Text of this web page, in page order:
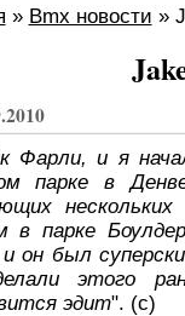
» Bmx новости »
Фарли, и я
парке в
в парке
он был
этого
эдит". (с)